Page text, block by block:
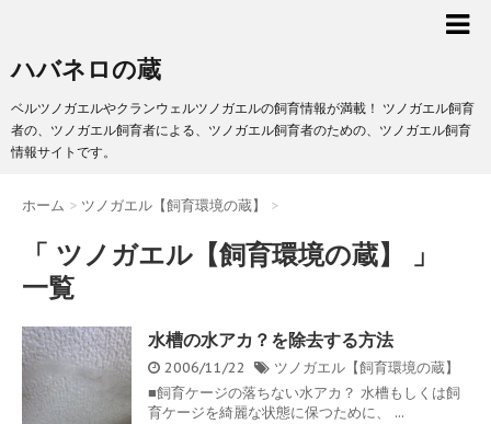
ハバネロの蔵
ベルツノガエルやクランウェルツノガエルの飼育情報が満載！ ツノガエル飼育
者の、ツノガエル飼育者による、ツノガエル飼育者のための、ツノガエル飼育
情報サイトです。
ホーム > ツノガエル【飼育環境の蔵】 >
「 ツノガエル【飼育環境の蔵】 」
一覧
水槽の水アカ？を除去する方法
2006/11/22
ツノガエル【飼育環境の蔵】
■飼育ケージの落ちない水アカ？ 水槽もしくは飼
育ケージを綺麗な状態に保つために、 ...